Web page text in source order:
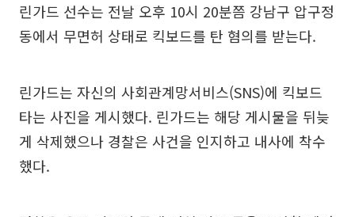
린가드 선수는 전날 오후 10시 20분쯤 강남구 압구정
동에서 무면허 상태로 킥보드를 탄 혐의를 받는다.
린가드는 자신의 사회관계망서비스(SNS)에 킥보드
타는 사진을 게시했다. 린가드는 해당 게시물을 뒤늦
게 삭제했으나 경찰은 사건을 인지하고 내사에 착수
했다.